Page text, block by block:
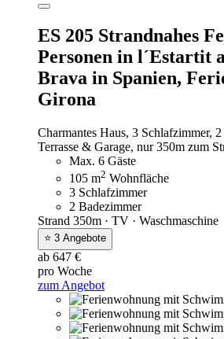
ES 205 Strandnahes
Personen in l´Estartit
Brava in Spanien,
Girona
Charmantes Haus, 3 Schlafzimmer,
Terrasse & Garage, nur 350m zum
Max. 6 Gäste
105 m2 Wohnfläche
3 Schlafzimmer
2 Badezimmer
Strand 350m · TV · Waschmaschine
⭐ 3 Angebote
ab 647 €
pro Woche
zum Angebot